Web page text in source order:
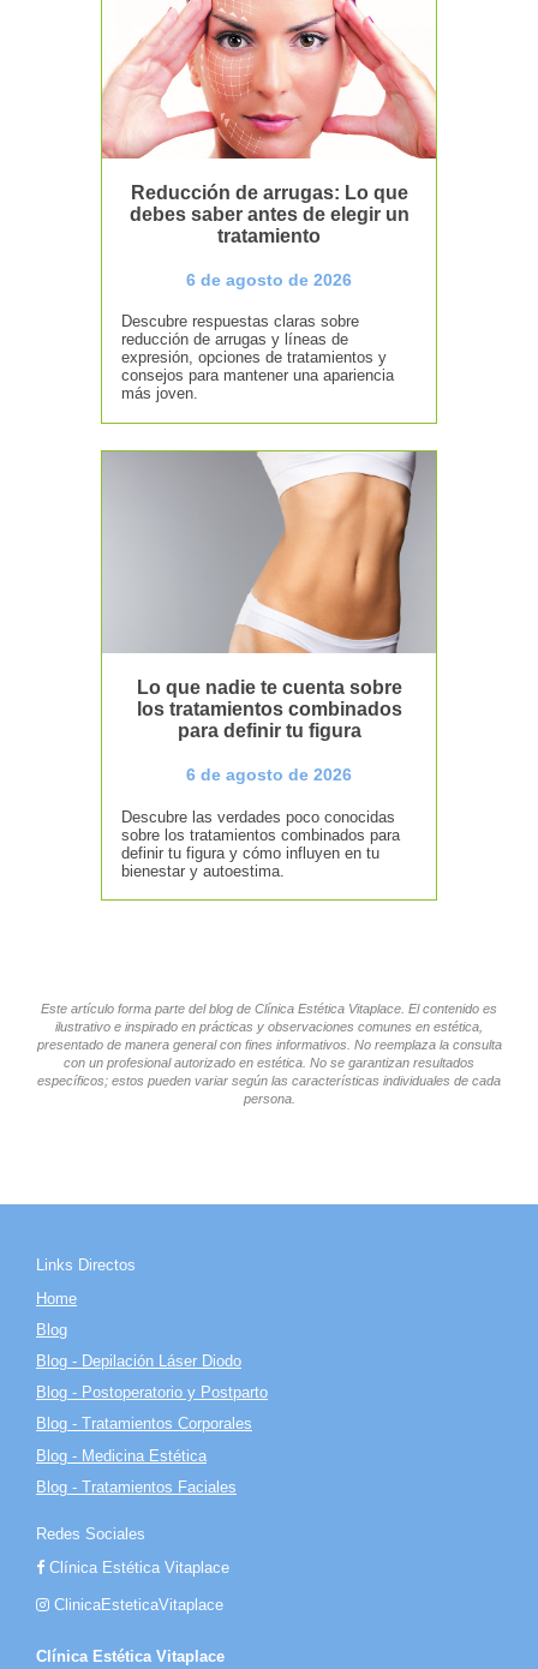
Reducción de arrugas: Lo que
debes saber antes de elegir un
tratamiento
6 de agosto de 2026
Descubre respuestas claras sobre
reducción de arrugas y líneas de
expresión, opciones de tratamientos y
consejos para mantener una apariencia
más joven.
Lo que nadie te cuenta sobre
los tratamientos combinados
para definir tu figura
6 de agosto de 2026
Descubre las verdades poco conocidas
sobre los tratamientos combinados para
definir tu figura y cómo influyen en tu
bienestar y autoestima.
Este artículo forma parte del blog de Clínica Estética Vitaplace. El contenido es
ilustrativo e inspirado en prácticas y observaciones comunes en estética,
presentado de manera general con fines informativos. No reemplaza la consulta
con un profesional autorizado en estética. No se garantizan resultados
específicos; estos pueden variar según las características individuales de cada
persona.
Links Directos
Home
Blog
Blog - Depilación Láser Diodo
Blog - Postoperatorio y Postparto
Blog - Tratamientos Corporales
Blog - Medicina Estética
Blog - Tratamientos Faciales
Redes Sociales
Clínica Estética Vitaplace
ClinicaEsteticaVitaplace
Clínica Estética Vitaplace